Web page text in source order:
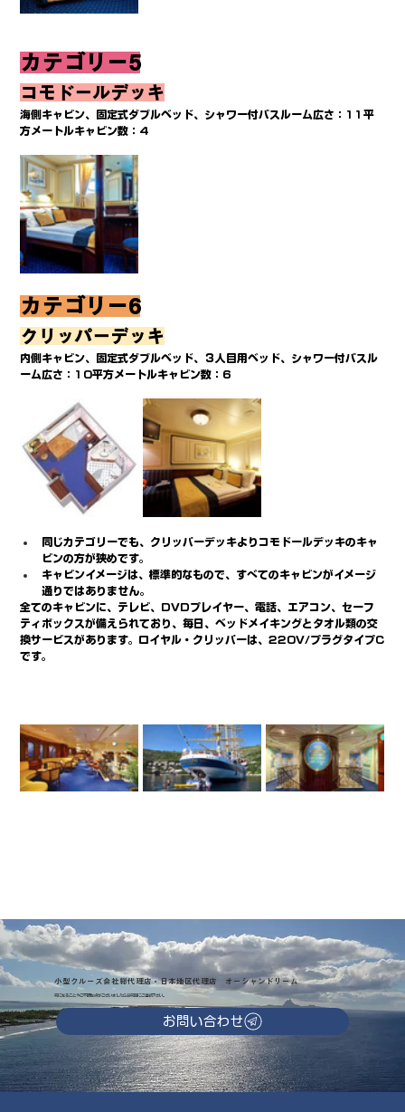
カテゴリー5
コモドールデッキ
海側キャビン、固定式ダブルベッド、シャワー付バスルーム広さ：11平
方メートルキャビン数：4
カテゴリー6
クリッパーデッキ
内側キャビン、固定式ダブルベッド、３人目用ベッド、シャワー付バスル
ーム広さ：10平方メートルキャビン数：6
同じカテゴリーでも、クリッパーデッキよりコモドールデッキのキャ
ビンの方が狭めです。
キャビンイメージは、標準的なもので、すべてのキャビンがイメージ
通りではありません。
全てのキャビンに、テレビ、DVDプレイヤー、電話、エアコン、セーフ
ティボックスが備えられており、毎日、ベッドメイキングとタオル類の交
換サービスがあります。ロイヤル・クリッパーは、220V/プラグタイプC
です。
小型クルーズ会社総代理店・日本地区代理店 オーシャンドリーム
気になることやご不明な点がございましたらお気軽にご連絡下さい。
お問い合わせ